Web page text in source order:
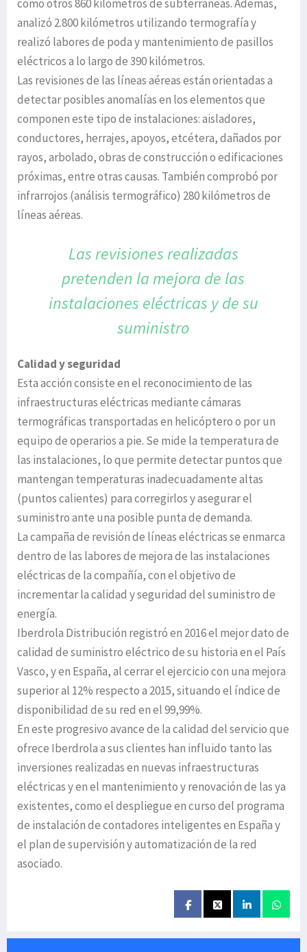
como otros 860 kilómetros de subterráneas. Además,
analizó 2.800 kilómetros utilizando termografía y
realizó labores de poda y mantenimiento de pasillos
eléctricos a lo largo de 390 kilómetros.
Las revisiones de las líneas aéreas están orientadas a
detectar posibles anomalías en los elementos que
componen este tipo de instalaciones: aisladores,
conductores, herrajes, apoyos, etcétera, dañados por
rayos, arbolado, obras de construcción o edificaciones
próximas, entre otras causas. También comprobó por
infrarrojos (análisis termográfico) 280 kilómetros de
líneas aéreas.
Las revisiones realizadas
pretenden la mejora de las
instalaciones eléctricas y de su
suministro
Calidad y seguridad
Esta acción consiste en el reconocimiento de las
infraestructuras eléctricas mediante cámaras
termográficas transportadas en helicóptero o por un
equipo de operarios a pie. Se mide la temperatura de
las instalaciones, lo que permite detectar puntos que
mantengan temperaturas inadecuadamente altas
(puntos calientes) para corregirlos y asegurar el
suministro ante una posible punta de demanda.
La campaña de revisión de líneas eléctricas se enmarca
dentro de las labores de mejora de las instalaciones
eléctricas de la compañía, con el objetivo de
incrementar la calidad y seguridad del suministro de
energía.
Iberdrola Distribución registró en 2016 el mejor dato de
calidad de suministro eléctrico de su historia en el País
Vasco, y en España, al cerrar el ejercicio con una mejora
superior al 12% respecto a 2015, situando el índice de
disponibilidad de su red en el 99,99%.
En este progresivo avance de la calidad del servicio que
ofrece Iberdrola a sus clientes han influido tanto las
inversiones realizadas en nuevas infraestructuras
eléctricas y en el mantenimiento y renovación de las ya
existentes, como el despliegue en curso del programa
de instalación de contadores inteligentes en España y
el plan de supervisión y automatización de la red
asociado.